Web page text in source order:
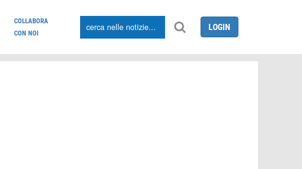
COLLABORA
CON NOI
LOGIN